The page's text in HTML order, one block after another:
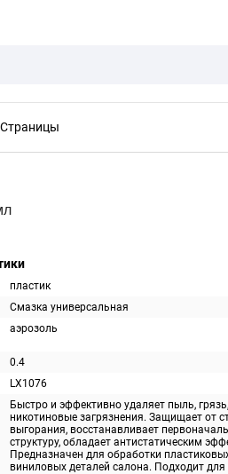
Страницы
пластик
Смазка универсальная
аэрозоль
0.4
LX1076
Быстро и эффективно удаляет пыль,
никотиновые загрязнения. Защищает от
выгорания, восстанавливает
структуру, обладает антистатическим
Предназначен для обработки
виниловых деталей салона. Подходит